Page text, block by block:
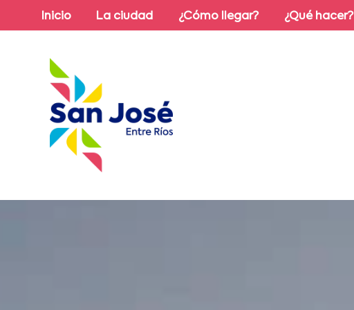
Inicio La ciudad ¿Cómo llegar? ¿Qué hacer?